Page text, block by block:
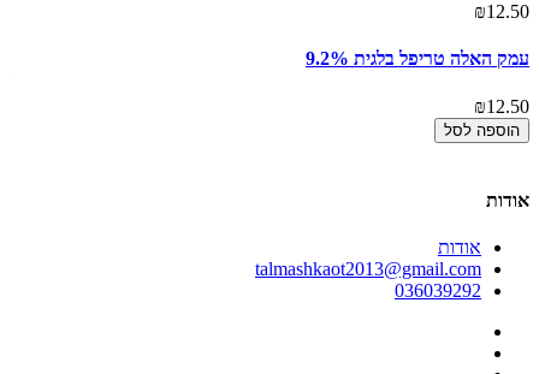
₪12.50
עמק האלה טריפל בלגית 9.2%
₪12.50
הוספה לסל
אודות
אודות
talmashkaot2013@gmail.com
036039292